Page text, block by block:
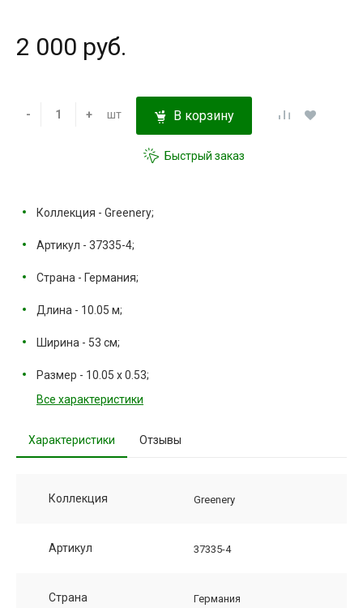
2 000 руб.
- + шт В корзину
Быстрый заказ
Коллекция - Greenery;
Артикул - 37335-4;
Страна - Германия;
Длина - 10.05 м;
Ширина - 53 см;
Размер - 10.05 х 0.53;
Все характеристики
Характеристики Отзывы
Коллекция Greenery
Артикул 37335-4
Страна Германия